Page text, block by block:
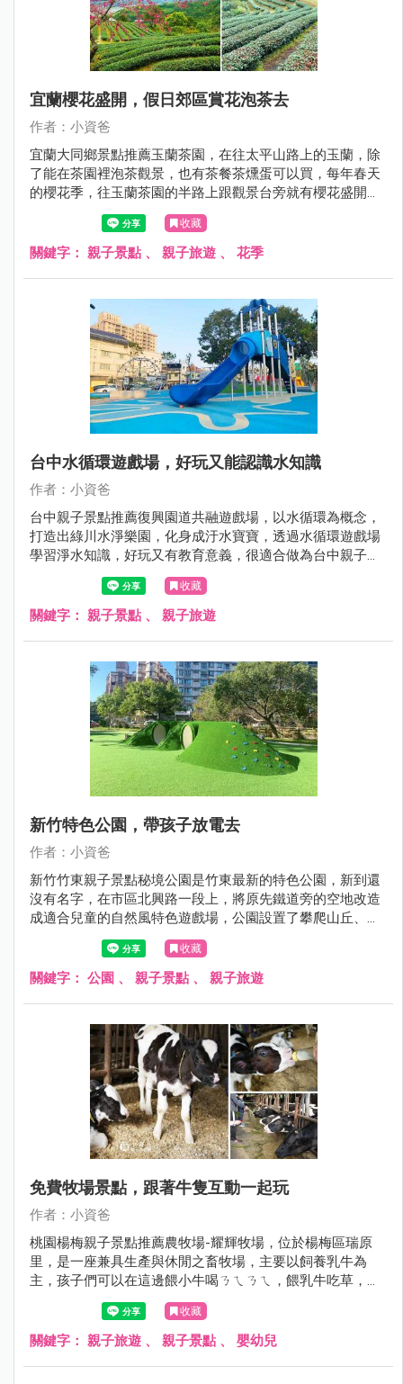
宜蘭櫻花盛開，假日郊區賞花泡茶去
作者：小資爸
宜蘭大同鄉景點推薦玉蘭茶園，在往太平山路上的玉蘭，除
了能在茶園裡泡茶觀景，也有茶餐茶燻蛋可以買，每年春天
的櫻花季，往玉蘭茶園的半路上跟觀景台旁就有櫻花盛開，
搭配茶園翠綠的風貌，景色秀麗! 很適合過年期間及假日來
此品茗，搭配附近的崙埤河濱公園，就是很棒的宜蘭走春半
日遊一日遊景點呦，現在就跟著小資爸一起來宜蘭大同鄉的
收藏
關鍵字： 親子景點 、 親子旅遊 、 花季
台中水循環遊戲場，好玩又能認識水知識
作者：小資爸
台中親子景點推薦復興園道共融遊戲場，以水循環為概念，
打造出綠川水淨樂園，化身成汙水寶寶，透過水循環遊戲場
學習淨水知識，好玩又有教育意義，很適合做為台中親子一
日遊景點呦~現在就跟著小資爸一起來玩台中的復興園道共
融遊戲場吧！
收藏
關鍵字： 親子景點 、 親子旅遊
新竹特色公園，帶孩子放電去
作者：小資爸
新竹竹東親子景點秘境公園是竹東最新的特色公園，新到還
沒有名字，在市區北興路一段上，將原先鐵道旁的空地改造
成適合兒童的自然風特色遊戲場，公園設置了攀爬山丘、水
管涵洞山丘、木質跳樁、蝴蝶形攀爬架、闖關遊戲組、滾輪
溜滑梯、旋轉杯、鳥巢鞦韆跟圓盤鞦韆等設施，孩子們可以
在公園裡光著腳自由奔跑，爬上山丘再滑下來，讓閒置的空
收藏
關鍵字： 公園 、 親子景點 、 親子旅遊
免費牧場景點，跟著牛隻互動一起玩
作者：小資爸
桃園楊梅親子景點推薦農牧場-耀輝牧場，位於楊梅區瑞原
里，是一座兼具生產與休閒之畜牧場，主要以飼養乳牛為
主，孩子們可以在這邊餵小牛喝ㄋㄟㄋㄟ，餵乳牛吃草，還
可以看見酪農擠乳的過程，相當有教育意義，除此之外也能
購買鮮奶、鮮奶茶、鮮乳奶酪、鮮乳饅頭等乳製產品，園內
也有簡易的溜滑梯可以玩 ，超適合桃園楊梅親子遊、一日遊
收藏
關鍵字： 親子旅遊 、 親子景點 、 嬰幼兒